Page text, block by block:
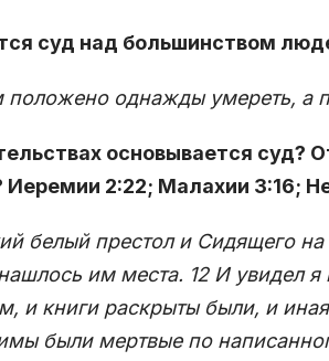
суд над большинством
положено однажды умереть, а
основывается суд?
Иеремии 2:22; Малахии 3:16;
белый престол и Сидящего
им места. 12 И увидел
и книги раскрыты были, и
были мертвые по